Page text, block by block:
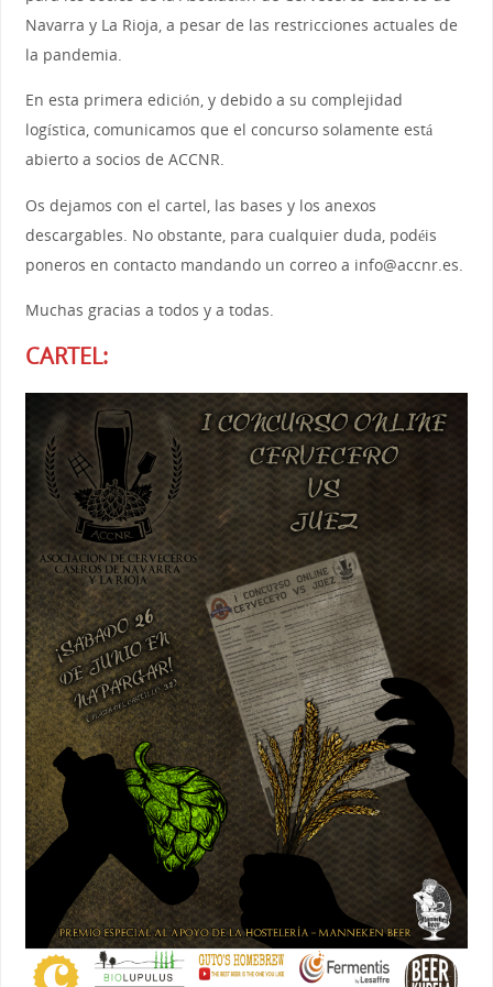
Navarra y La Rioja, a pesar de las restricciones actuales de
la pandemia.
En esta primera edición, y debido a su complejidad
logística, comunicamos que el concurso solamente está
abierto a socios de ACCNR.
Os dejamos con el cartel, las bases y los anexos
descargables. No obstante, para cualquier duda, podéis
poneros en contacto mandando un correo a info@accnr.es.
Muchas gracias a todos y a todas.
CARTEL: